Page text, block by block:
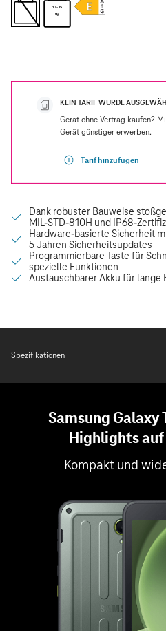
10 - 15
W
KEIN TARIF WURDE
Gerät ohne Vertrag kaufen?
Gerät günstiger erwerben.
Tarif hinzufügen
Spezifikationen